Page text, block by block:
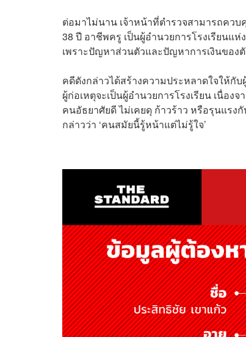
ต่อมาไม่นาน เจ้าหน้าที่ตำรวจสามารถคว
38 ปี อาชีพครู เป็นผู้อำนวยการโรงเรียนแ
เพราะปัญหาส่วนตัวและปัญหาการเงินของ
คดีดังกล่าวได้สร้างความประหลาดใจให้กั
ผู้ก่อเหตุจะเป็นผู้อำนวยการโรงเรียน เนื่อ
คนอัธยาศัยดี ไม่เคยดุ ก้าวร้าว หรือรุนแรง
กล่าวว่า ‘คนสมัยนี้รู้หน้าแต่ไม่รู้ใจ’